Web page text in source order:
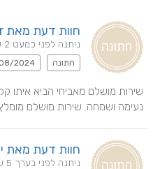
חוות דעת מאת Gilad Schickler
ניתנה לפני כמעט 2 שנים
חתונה 2024
נעימה ושמחה. שירות מושלם
חוות דעת מאת
ניתנה לפני בערך 5 שנים